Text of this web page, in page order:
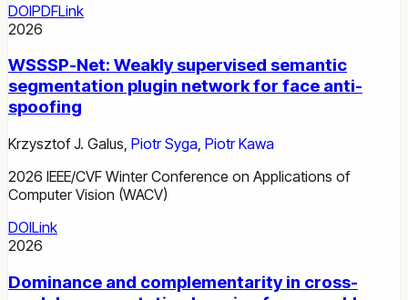
DOIPDFLink
2026
WSSSP-Net: Weakly supervised semantic
segmentation plugin network for face anti-
spoofing
Krzysztof J. Galus, Piotr Syga, Piotr Kawa
2026 IEEE/CVF Winter Conference on Applications of
Computer Vision (WACV)
DOILink
2026
Dominance and complementarity in cross-